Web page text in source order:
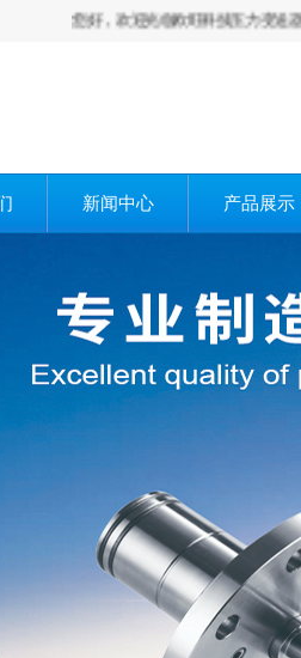
您好，欢迎光临欧旺科技压力变送器,差压
新闻中心 产品展示